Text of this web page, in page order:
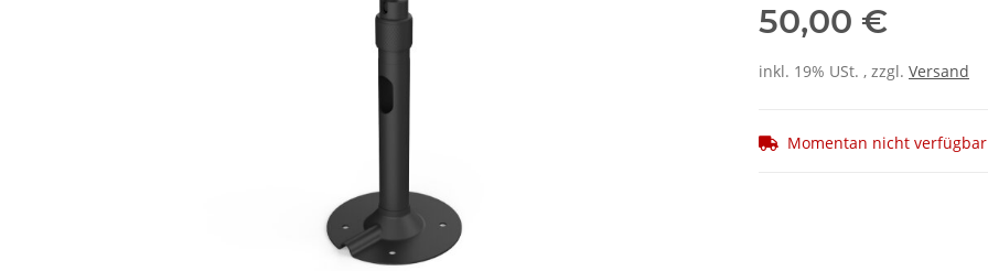
50,00 €
inkl. 19% USt. , zzgl. Versand
Momentan nicht verfügbar